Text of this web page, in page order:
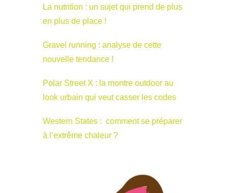
La nutrition : un sujet qui prend de plus
en plus de place !
Gravel running : analyse de cette
nouvelle tendance !
Polar Street X : la montre outdoor au
look urbain qui veut casser les codes
Western States : comment se préparer
à l’extrême chaleur ?